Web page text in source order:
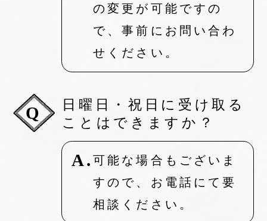
の変更が可能ですの
で、事前にお問い合わ
せください。
Q
日曜日・祝日に受け取る
ことはできますか？
A.可能な場合もございま
すので、お電話にて要
相談ください。